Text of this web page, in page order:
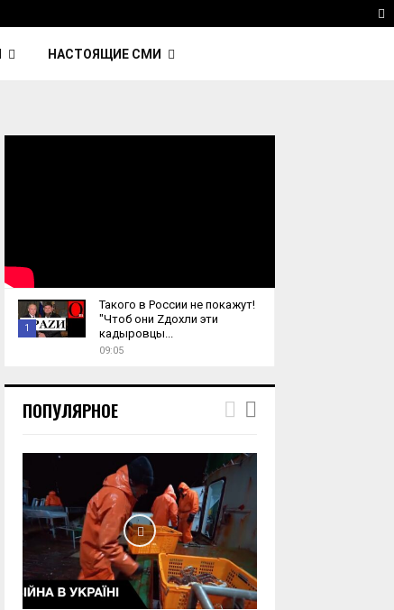
НАСТОЯЩИЕ СМИ
1
u
m
u
Такого в России не покажут!
"Чтоб они Zдохли эти
кадыровцы...
09:05
ПОПУЛЯРНОЕ